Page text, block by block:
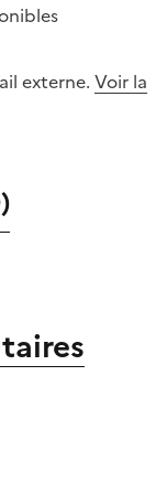
externe. Voir la
)